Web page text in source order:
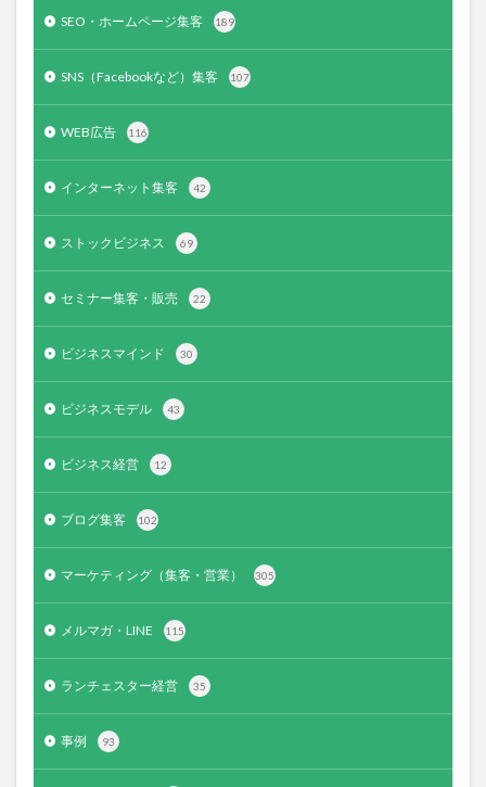
SEO・ホームページ集客 189
SNS（Facebookなど）集客 107
WEB広告 116
インターネット集客 42
ストックビジネス 69
セミナー集客・販売 22
ビジネスマインド 30
ビジネスモデル 43
ビジネス経営 12
ブログ集客 102
マーケティング（集客・営業） 305
メルマガ・LINE 115
ランチェスター経営 35
事例 93